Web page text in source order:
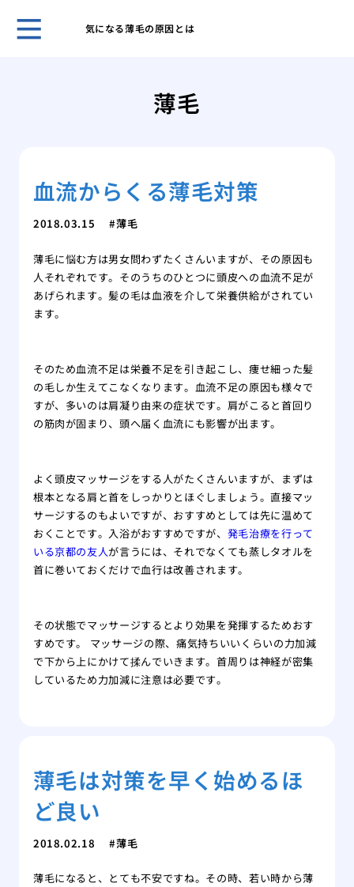
気になる薄毛の原因とは
薄毛
血流からくる薄毛対策
2018.03.15 薄毛
薄毛に悩む方は男女問わずたくさんいますが、その原因も
人それぞれです。そのうちのひとつに頭皮への血流不足が
あげられます。髪の毛は血液を介して栄養供給がされてい
ます。
そのため血流不足は栄養不足を引き起こし、痩せ細った髪
の毛しか生えてこなくなります。血流不足の原因も様々で
すが、多いのは肩凝り由来の症状です。肩がこると首回り
の筋肉が固まり、頭へ届く血流にも影響が出ます。
よく頭皮マッサージをする人がたくさんいますが、まずは
根本となる肩と首をしっかりとほぐしましょう。直接マッ
サージするのもよいですが、おすすめとしては先に温めて
おくことです。入浴がおすすめですが、 発毛治療を行って
いる京都の友人が言うには、それでなくても蒸しタオルを
首に巻いておくだけで血行は改善されます。
その状態でマッサージするとより効果を発揮するためおす
すめです。 マッサージの際、痛気持ちいいくらいの力加減
で下から上にかけて揉んでいきます。首周りは神経が密集
しているため力加減に注意は必要です。
薄毛は対策を早く始めるほ
ど良い
2018.02.18 薄毛
薄毛になると、とても不安ですね。その時、若い時から薄